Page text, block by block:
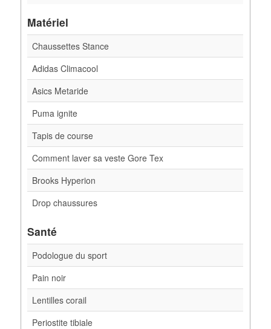
Matériel
Chaussettes Stance
Adidas Climacool
Asics Metaride
Puma ignite
Tapis de course
Comment laver sa veste Gore Tex
Brooks Hyperion
Drop chaussures
Santé
Podologue du sport
Pain noir
Lentilles corail
Periostite tibiale